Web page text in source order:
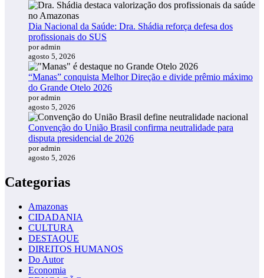
Dia Nacional da Saúde: Dra. Shádia reforça defesa dos
profissionais do SUS
por admin
agosto 5, 2026
“Manas” conquista Melhor Direção e divide prêmio máximo
do Grande Otelo 2026
por admin
agosto 5, 2026
Convenção do União Brasil confirma neutralidade para
disputa presidencial de 2026
por admin
agosto 5, 2026
Categorias
Amazonas
CIDADANIA
CULTURA
DESTAQUE
DIREITOS HUMANOS
Do Autor
Economia